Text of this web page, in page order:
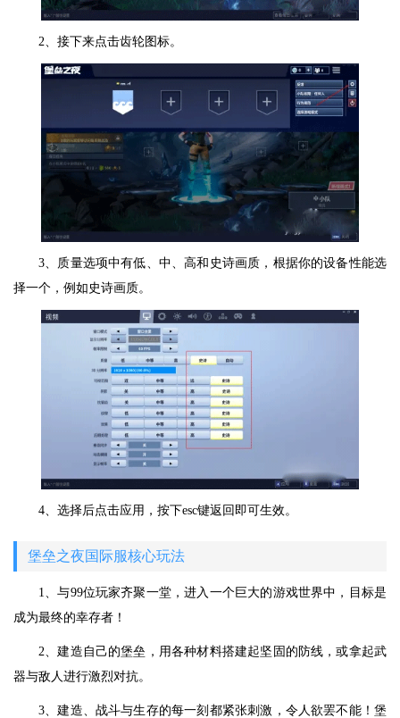
2、接下来点击齿轮图标。
3、质量选项中有低、中、高和史诗画质，根据你的设备性能选
择一个，例如史诗画质。
4、选择后点击应用，按下esc键返回即可生效。
堡垒之夜国际服核心玩法
1、与99位玩家齐聚一堂，进入一个巨大的游戏世界中，目标是
成为最终的幸存者！
2、建造自己的堡垒，用各种材料搭建起坚固的防线，或拿起武
器与敌人进行激烈对抗。
3、建造、战斗与生存的每一刻都紧张刺激，令人欲罢不能！堡